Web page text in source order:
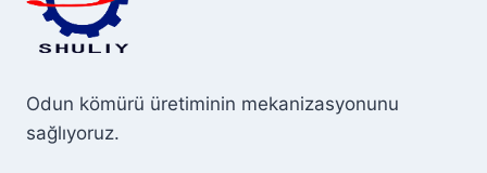
Odun kömürü üretiminin mekanizasyonunu
sağlıyoruz.